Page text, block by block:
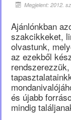
Megjelent: 2012.
Ajánlónkban
szakcikkeket,
olvastunk,
az ezekből
és újabb
mindig